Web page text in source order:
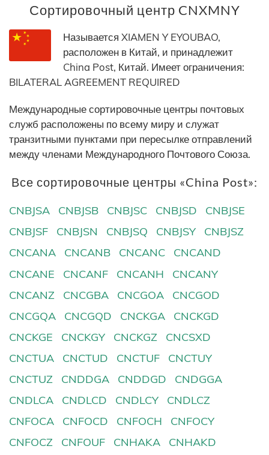
Сортировочный центр CNXMNY
Называется XIAMEN Y EYOUBAO,
расположен в Китай, и принадлежит
China Post, Китай. Имеет ограничения:
BILATERAL AGREEMENT REQUIRED
Международные сортировочные центры почтовых
служб расположены по всему миру и служат
транзитными пунктами при пересылке отправлений
между членами Международного Почтового Союза.
Все сортировочные центры «China Post»:
CNBJSA CNBJSB CNBJSC CNBJSD
CNBJSE
CNBJSF
CNBJSN CNBJSQ CNBJSY
CNBJSZ
CNCANA
CNCANB CNCANC
CNCAND
CNCANE
CNCANF CNCANH
CNCANY
CNCANZ
CNCGBA CNCGOA
CNCGOD
CNCGQA
CNCGQD CNCKGA
CNCKGD
CNCKGE
CNCKGY CNCKGZ
CNCSXD
CNCTUA
CNCTUD CNCTUF
CNCTUY
CNCTUZ
CNDDGA CNDDGD
CNDGGA
CNDLCA
CNDLCD CNDLCY
CNDLCZ
CNFOCA
CNFOCD CNFOCH
CNFOCY
CNFOCZ
CNFOUF CNHAKA CNHAKD